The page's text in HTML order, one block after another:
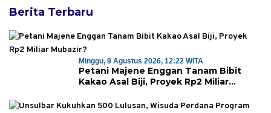
Berita Terbaru
Minggu, 9 Agustus 2026, 12:22 WITA
Petani Majene Enggan Tanam Bibit
Kakao Asal Biji, Proyek Rp2 Miliar